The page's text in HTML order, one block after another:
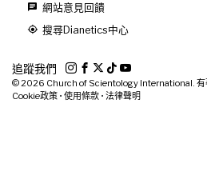
網站意見回饋
搜尋Dianetics中心
追蹤我們
© 2026 Church of Scientology International. 有
Cookie政策 • 使用條款 • 法律聲明